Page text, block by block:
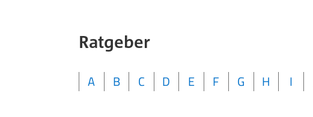
Ratgeber
A B C D E F G H I